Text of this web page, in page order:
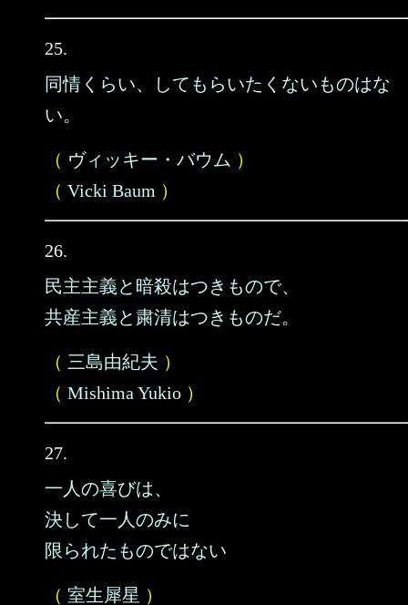
25.
同情くらい、してもらいたくないものはな
い。
（ ヴィッキー・バウム ）
（ Vicki Baum ）
26.
民主主義と暗殺はつきもので、
共産主義と粛清はつきものだ。
（ 三島由紀夫 ）
（ Mishima Yukio ）
27.
一人の喜びは、
決して一人のみに
限られたものではない
（ 室生犀星 ）